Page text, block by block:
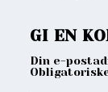
GI EN
Din e-